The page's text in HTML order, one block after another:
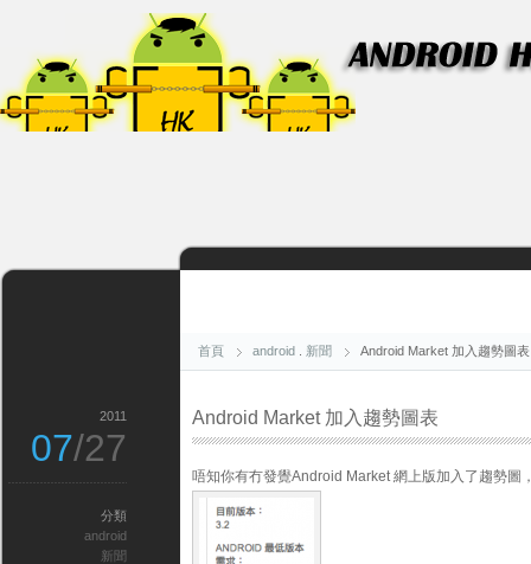
首頁 android 新聞 Android Market 加入趨勢圖表
Android Market 加入趨勢圖表
唔知你有冇發覺Android Market 網上版加入了趨勢圖
2011
07/27
分類
android
新聞